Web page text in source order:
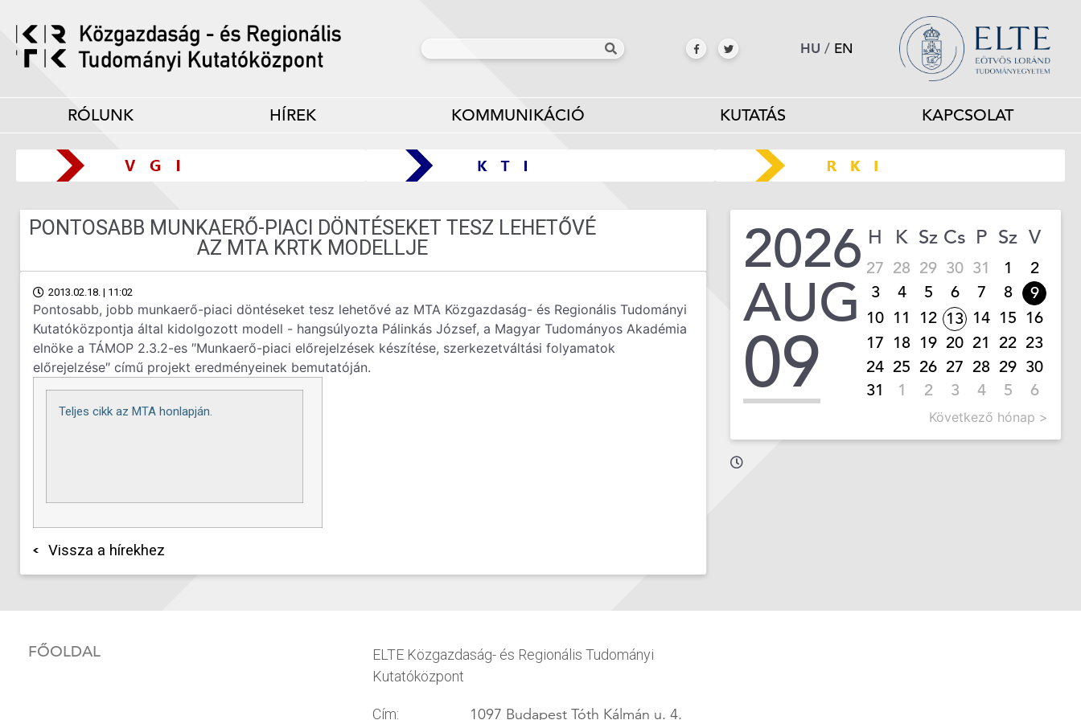
HU / EN
RÓLUNK HÍREK KOMMUNIKÁCIÓ KUTATÁS KAPCSOLAT
PONTOSABB MUNKAERŐ-PIACI DÖNTÉSEKET TESZ LEHETŐVÉ
AZ MTA KRTK MODELLJE
2013.02.18. | 11:02
Pontosabb, jobb munkaerő-piaci döntéseket tesz lehetővé az MTA Közgazdaság- és Regionális Tudományi
Kutatóközpontja által kidolgozott modell - hangsúlyozta Pálinkás József, a Magyar Tudományos Akadémia
elnöke a TÁMOP 2.3.2-es ″Munkaerő-piaci előrejelzések készítése, szerkezetváltási folyamatok
előrejelzése″ című projekt eredményeinek bemutatóján.
Teljes cikk az MTA honlapján.
Vissza a hírekhez
2026
AUG
09
H K Sz Cs P Sz V
27 28 29 30 31 1
2
3
4 5 6 7 8
9
10 11 12 13 14 15 16
17 18 19 20 21 22 23
24 25 26 27 28 29 30
31
1 2 3 4 5 6
Következő hónap >
FŐOLDAL
ELTE Közgazdaság- és Regionális Tudományi
Kutatóközpont
Cím: 1097 Budapest Tóth Kálmán u. 4.